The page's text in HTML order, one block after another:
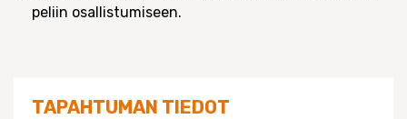
peliin osallistumiseen.
TAPAHTUMAN TIEDOT